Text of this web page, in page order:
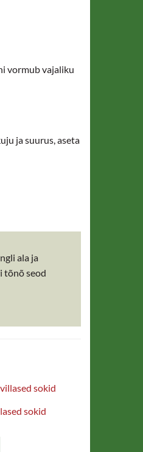
vormub vajaliku
ja suurus, aseta
ala ja
tõnõ seod
sokid